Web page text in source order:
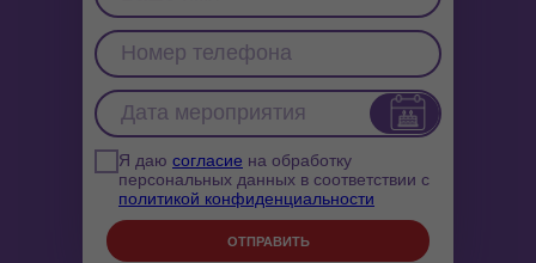
Я даю согласие на обработку
персональных данных в соответствии с
политикой конфиденциальности
ОТПРАВИТЬ